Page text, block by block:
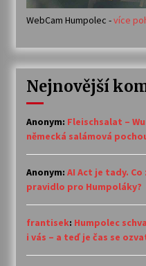
WebCam Humpolec -více
Nejnovější
Anonym: Fleischsalat –
německá salámová
Anonym: AI Act je tady.
pravidlo pro Humpoláky?
frantisek: Humpolec
i vás – a teď je čas se